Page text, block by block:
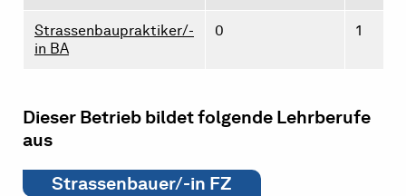
Strassenbaupraktiker/-
in BA
0 1
Dieser Betrieb bildet folgende Lehrberufe
aus
Strassenbauer/-in FZ